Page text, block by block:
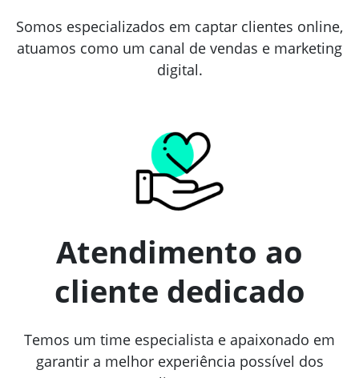
Somos especializados em captar clientes online,
atuamos como um canal de vendas e marketing
digital.
Atendimento ao
cliente dedicado
Temos um time especialista e apaixonado em
garantir a melhor experiência possível dos